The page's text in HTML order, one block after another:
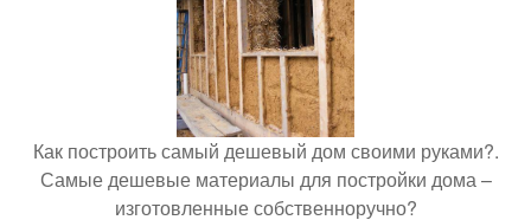
Как построить самый дешевый дом своими руками?.
Самые дешевые материалы для постройки дома –
изготовленные собственноручно?